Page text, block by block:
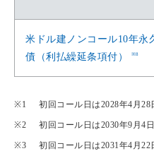
米ドル建ノンコール10年永
債（利払繰延条項付）
※8
初回コール日は2028年4月28
初回コール日は2030年9月4日
初回コール日は2031年4月22